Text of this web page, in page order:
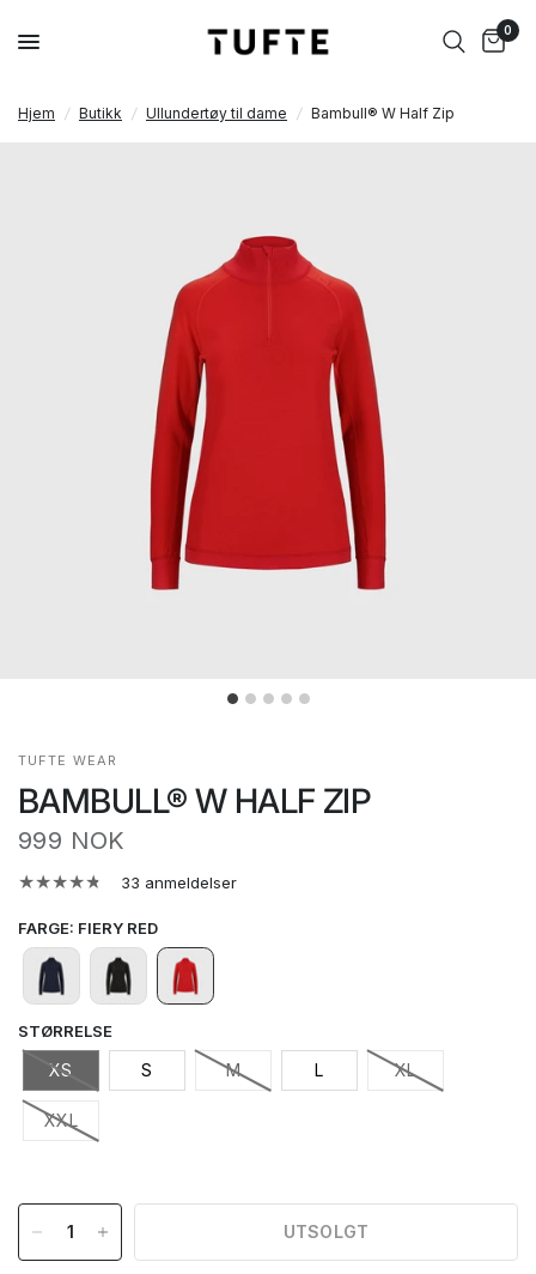
0
Hjem / Butikk / Ullundertøy til dame / Bambull® W Half Zip
TUFTE WEAR
BAMBULL® W HALF ZIP
999 NOK
33 anmeldelser
FARGE: FIERY RED
STØRRELSE
XS S M L XL
XXL
UTSOLGT